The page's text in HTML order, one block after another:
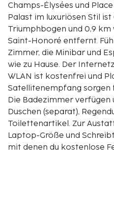
Champs-Élysées und Place
Palast im luxuriösen Stil ist
Triumphbogen und 0,9 km
Saint-Honoré entfernt.
Zimmer, die Minibar und
wie zu Hause. Der
WLAN ist kostenfrei und
Satellitenempfang sorgen
Die Badezimmer verfügen
Duschen (separat),
Toilettenartikel. Zur
Laptop-Größe und
mit denen du kostenlose